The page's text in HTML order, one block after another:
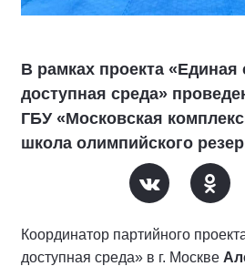
В рамках проекта «Единая
доступная среда»
ГБУ «Московская
школа олимпийского
Координатор партийного
доступная среда» в г. Москве